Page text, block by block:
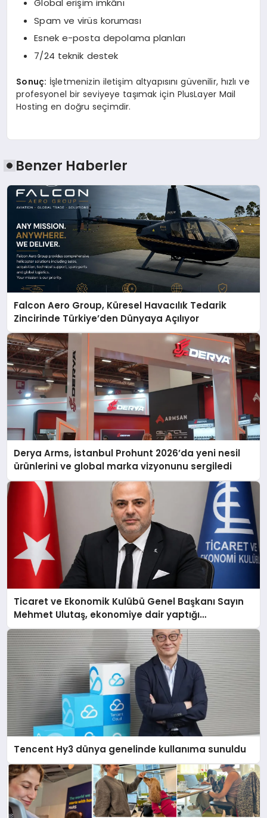
Global erişim imkânı
Spam ve virüs koruması
Esnek e-posta depolama planları
7/24 teknik destek
Sonuç: İşletmenizin iletişim altyapısını güvenilir, hızlı ve
profesyonel bir seviyeye taşımak için PlusLayer Mail
Hosting en doğru seçimdir.
Benzer Haberler
Falcon Aero Group, Küresel Havacılık Tedarik
Zincirinde Türkiye’den Dünyaya Açılıyor
Derya Arms, İstanbul Prohunt 2026’da yeni nesil
ürünlerini ve global marka vizyonunu sergiledi
Ticaret ve Ekonomik Kulübü Genel Başkanı Sayın
Mehmet Ulutaş, ekonomiye dair yaptığı
açıklamada şunları kaydetti:
Tencent Hy3 dünya genelinde kullanıma sunuldu